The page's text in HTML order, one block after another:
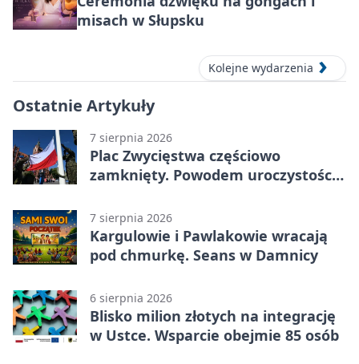
misach w Słupsku
Kolejne wydarzenia
Ostatnie Artykuły
7 sierpnia 2026
Plac Zwycięstwa częściowo
zamknięty. Powodem uroczystości
7 sierpnia 2026
Kargulowie i Pawlakowie wracają
pod chmurkę. Seans w Damnicy
6 sierpnia 2026
Blisko milion złotych na integrację
w Ustce. Wsparcie obejmie 85 osób